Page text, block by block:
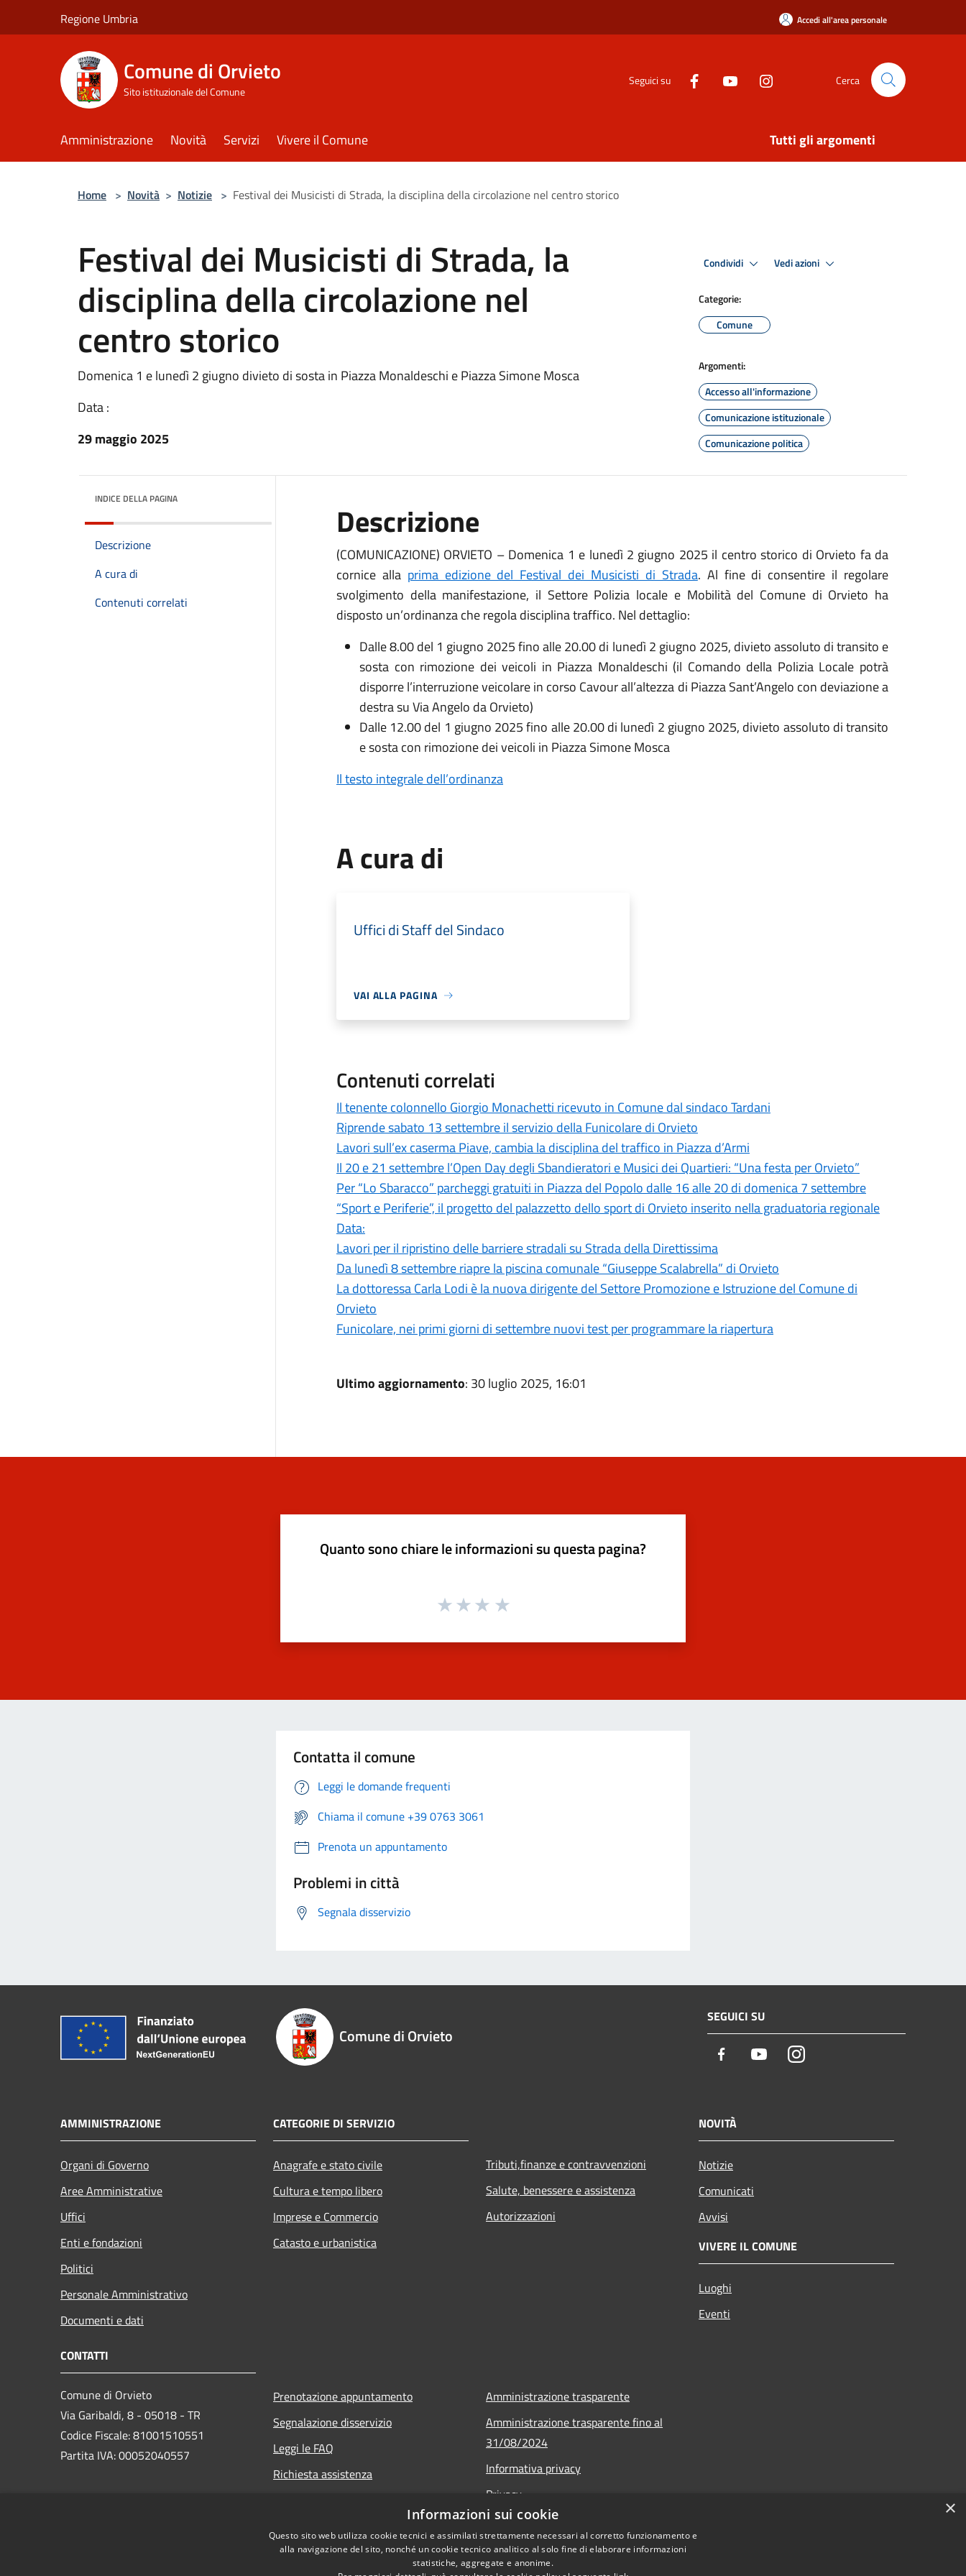
Regione Umbria Accedi all'area personale
Comune di Orvieto
Sito istituzionale del Comune
Seguici su Cerca
Amministrazione Novità Servizi Vivere il Comune Tutti gli argomenti
Home > Novità > Notizie > Festival dei Musicisti di Strada, la disciplina della circolazione nel centro storico
Festival dei Musicisti di Strada, la
disciplina della circolazione nel
centro storico
Domenica 1 e lunedì 2 giugno divieto di sosta in Piazza Monaldeschi e Piazza Simone Mosca
Data :
29 maggio 2025
Condividi Vedi azioni
Categorie:
Comune
Argomenti:
Accesso all'informazione
Comunicazione istituzionale
Comunicazione politica
INDICE DELLA PAGINA
Descrizione
A cura di
Contenuti correlati
Descrizione
(COMUNICAZIONE) ORVIETO – Domenica 1 e lunedì 2 giugno 2025 il centro storico di Orvieto fa da
cornice alla prima edizione del Festival dei Musicisti di Strada. Al fine di consentire il regolare
svolgimento della manifestazione, il Settore Polizia locale e Mobilità del Comune di Orvieto ha
disposto un’ordinanza che regola disciplina traffico. Nel dettaglio:
Dalle 8.00 del 1 giugno 2025 fino alle 20.00 di lunedì 2 giugno 2025, divieto assoluto di transito e
sosta con rimozione dei veicoli in Piazza Monaldeschi (il Comando della Polizia Locale potrà
disporre l’interruzione veicolare in corso Cavour all’altezza di Piazza Sant’Angelo con deviazione a
destra su Via Angelo da Orvieto)
Dalle 12.00 del 1 giugno 2025 fino alle 20.00 di lunedì 2 giugno 2025, divieto assoluto di transito
e sosta con rimozione dei veicoli in Piazza Simone Mosca
Il testo integrale dell’ordinanza
A cura di
Uffici di Staff del Sindaco
VAI ALLA PAGINA
Contenuti correlati
Il tenente colonnello Giorgio Monachetti ricevuto in Comune dal sindaco Tardani
Riprende sabato 13 settembre il servizio della Funicolare di Orvieto
Lavori sull’ex caserma Piave, cambia la disciplina del traffico in Piazza d’Armi
Il 20 e 21 settembre l’Open Day degli Sbandieratori e Musici dei Quartieri: “Una festa per Orvieto”
Per “Lo Sbaracco” parcheggi gratuiti in Piazza del Popolo dalle 16 alle 20 di domenica 7 settembre
“Sport e Periferie”, il progetto del palazzetto dello sport di Orvieto inserito nella graduatoria regionale
Data:
Lavori per il ripristino delle barriere stradali su Strada della Direttissima
Da lunedì 8 settembre riapre la piscina comunale “Giuseppe Scalabrella” di Orvieto
La dottoressa Carla Lodi è la nuova dirigente del Settore Promozione e Istruzione del Comune di
Orvieto
Funicolare, nei primi giorni di settembre nuovi test per programmare la riapertura
Ultimo aggiornamento: 30 luglio 2025, 16:01
Quanto sono chiare le informazioni su questa pagina?
Contatta il comune
Leggi le domande frequenti
Chiama il comune +39 0763 3061
Prenota un appuntamento
Problemi in città
Segnala disservizio
Comune di Orvieto
SEGUICI SU
Facebook YoutubeInstagram
AMMINISTRAZIONE
Organi di Governo
Aree Amministrative
Uffici
Enti e fondazioni
Politici
Personale Amministrativo
Documenti e dati
CATEGORIE DI SERVIZIO
Anagrafe e stato civile
Cultura e tempo libero
Imprese e Commercio
Catasto e urbanistica
Tributi,finanze e contravvenzioni
Salute, benessere e assistenza
Autorizzazioni
NOVITÀ
Notizie
Comunicati
Avvisi
VIVERE IL COMUNE
Luoghi
Eventi
CONTATTI
Comune di Orvieto
Via Garibaldi, 8 - 05018 - TR
Codice Fiscale: 81001510551
Partita IVA: 00052040557
Prenotazione appuntamento
Segnalazione disservizio
Leggi le FAQ
Richiesta assistenza
Amministrazione trasparente
Amministrazione trasparente fino al
31/08/2024
Informativa privacy
Privacy
Note legali
Dichiarazione di accessibilità
×
Informazioni sui cookie
Questo sito web utilizza cookie tecnici e assimilati strettamente necessari al corretto funzionamento e
alla navigazione del sito, nonché un cookie tecnico analitico al solo fine di elaborare informazioni
statistiche, aggregate e anonime.